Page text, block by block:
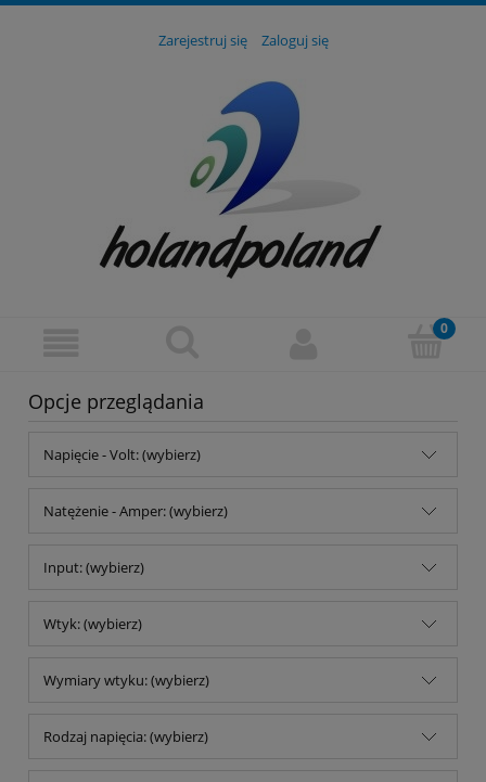
Zarejestruj się Zaloguj się
Opcje przeglądania
Napięcie - Volt: (wybierz)
Natężenie - Amper: (wybierz)
Input: (wybierz)
Wtyk: (wybierz)
Wymiary wtyku: (wybierz)
Rodzaj napięcia: (wybierz)